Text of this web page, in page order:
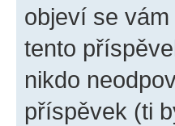
objeví se
tento
nikdo
příspěvek (ti